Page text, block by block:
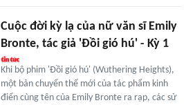
Cuộc đời kỳ lạ của nữ văn sĩ Emily
Bronte, tác giả 'Đồi gió hú' - Kỳ 1
Khi bộ phim 'Đồi gió hú' (Wuthering Heights),
một bản chuyển thể mới của tác phẩm kinh
điển cùng tên của Emily Bronte ra rạp, các sử